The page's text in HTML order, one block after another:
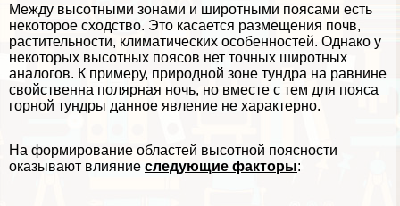
Между высотными зонами и широтными поясами есть
некоторое сходство. Это касается размещения почв,
растительности, климатических особенностей. Однако у
некоторых высотных поясов нет точных широтных
аналогов. К примеру, природной зоне тундра на равнине
свойственна полярная ночь, но вместе с тем для пояса
горной тундры данное явление не хаpaктерно.
На формирование областей высотной поясности
оказывают влияние следующие факторы: